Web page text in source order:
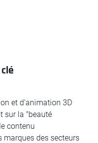
et d'animation 3D
sur la "beauté
contenu
marques des secteurs